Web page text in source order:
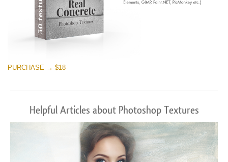
PURCHASE → $18
Helpful Articles about Photoshop Textures